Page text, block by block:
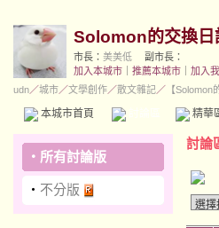
Solomon的交換日
市長： 美美低
副市長：
加入本城市
推薦本城市 加入
udn／城市／文學創作／散文雜記／ 【
本城市首頁 精華
‧ 所有討論版
‧ 不分版
討論